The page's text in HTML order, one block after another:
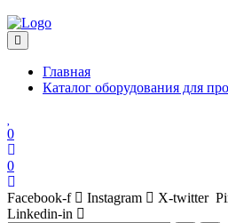
Главная
Каталог оборудования для
0
0
Facebook-f Instagram X-twitter
Linkedin-in